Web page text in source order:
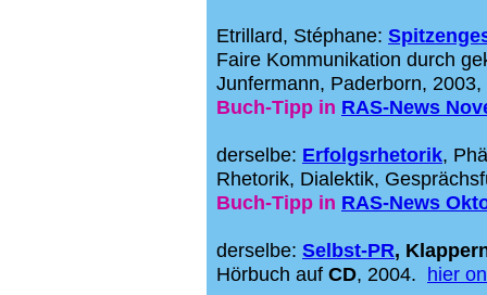
Etrillard, Stéphane:
Faire Kommunikation durch
Junfermann, Paderborn, 2003,
Buch-Tipp in RAS-News
derselbe: Erfolgsrhetorik,
Rhetorik, Dialektik,
Buch-Tipp in RAS-News
derselbe: Selbst-PR,
Hörbuch auf CD, 2004. hier